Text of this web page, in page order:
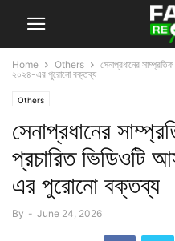
Home Others
সেনাপ্রধানের
২০২৪-এর পুরোনো বক্তব্য
Others
সেনাপ্রধানের
প্রচারিত
এর পুরোনো বক্তব্য
By - June 24, 2026